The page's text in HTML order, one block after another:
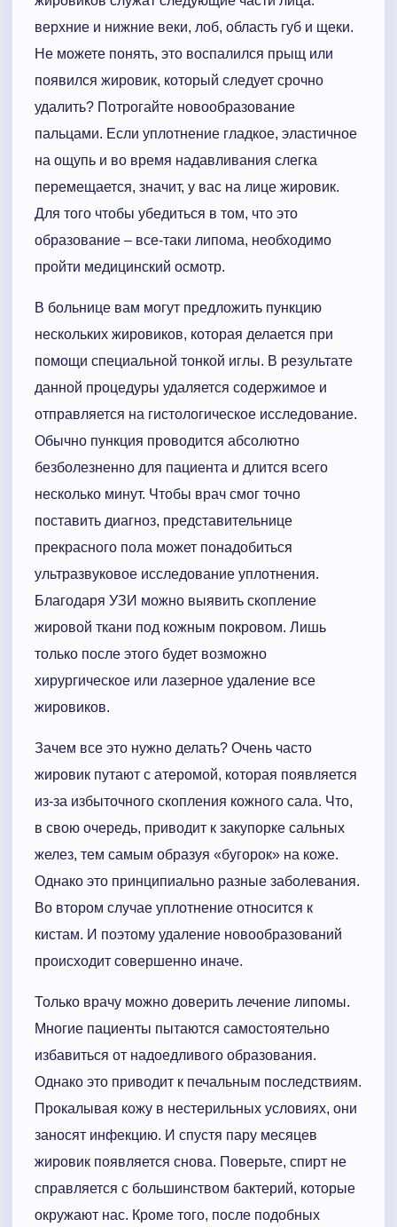
верхние и нижние веки, лоб, область губ и щеки.
Не можете понять, это воспалился прыщ или
появился жировик, который следует срочно
удалить? Потрогайте новообразование
пальцами. Если уплотнение гладкое, эластичное
на ощупь и во время надавливания слегка
перемещается, значит, у вас на лице жировик.
Для того чтобы убедиться в том, что это
образование – все-таки липома, необходимо
пройти медицинский осмотр.
В больнице вам могут предложить пункцию
нескольких жировиков, которая делается при
помощи специальной тонкой иглы. В результате
данной процедуры удаляется содержимое и
отправляется на гистологическое исследование.
Обычно пункция проводится абсолютно
безболезненно для пациента и длится всего
несколько минут. Чтобы врач смог точно
поставить диагноз, представительнице
прекрасного пола может понадобиться
ультразвуковое исследование уплотнения.
Благодаря УЗИ можно выявить скопление
жировой ткани под кожным покровом. Лишь
только после этого будет возможно
хирургическое или лазерное удаление все
жировиков.
Зачем все это нужно делать? Очень часто
жировик путают с атеромой, которая появляется
из-за избыточного скопления кожного сала. Что,
в свою очередь, приводит к закупорке сальных
желез, тем самым образуя «бугорок» на коже.
Однако это принципиально разные заболевания.
Во втором случае уплотнение относится к
кистам. И поэтому удаление новообразований
происходит совершенно иначе.
Только врачу можно доверить лечение липомы.
Многие пациенты пытаются самостоятельно
избавиться от надоедливого образования.
Однако это приводит к печальным последствиям.
Прокалывая кожу в нестерильных условиях, они
заносят инфекцию. И спустя пару месяцев
жировик появляется снова. Поверьте, спирт не
справляется с большинством бактерий, которые
окружают нас. Кроме того, после подобных